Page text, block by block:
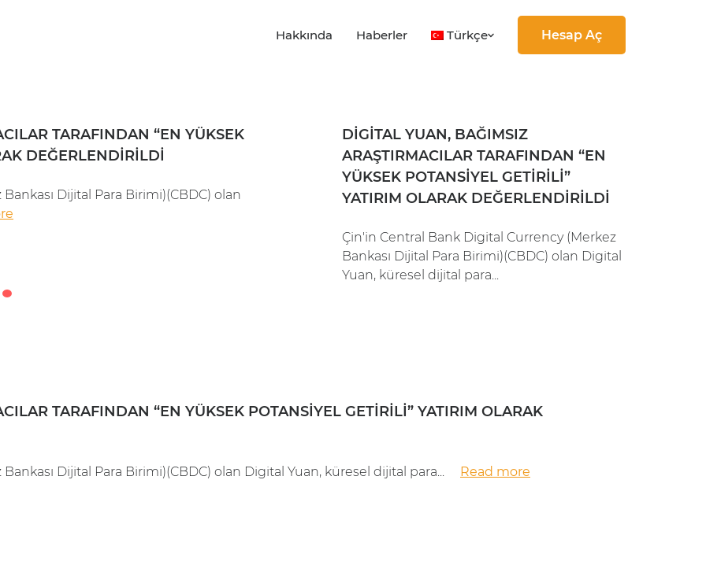
Hakkında Haberler Türkçe Hesap Aç
TARAFINDAN “EN YÜKSEK
DEĞERLENDIRILDI
Dijital Para Birimi)(CBDC) olan
DIGITAL YUAN, BAĞIMSIZ ARAŞTIRMACILAR
POTANSIYEL GETIRILI” YATIRIM OLARAK
Çin'in Central Bank Digital Currency (Merkez Bankası Dijital Para
DIGITAL YUAN, BAĞIMSIZ
ARAŞTIRMACILAR TARAFINDAN “EN
YÜKSEK POTANSIYEL GETIRILI”
YATIRIM OLARAK DEĞERLENDIRILDI
Çin'in Central Bank Digital Currency (Merkez
Bankası Dijital Para Birimi)(CBDC) olan Digital
Yuan, küresel dijital para...
TARAFINDAN “EN YÜKSEK POTANSIYEL GETIRILI” YATIRIM OLARAK
Dijital Para Birimi)(CBDC) olan Digital Yuan, küresel dijital para... Read more